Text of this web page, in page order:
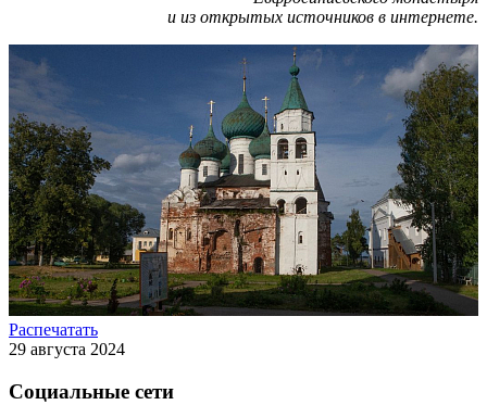
и из открытых источников в интернете.
Распечатать
29 августа 2024
Социальные сети